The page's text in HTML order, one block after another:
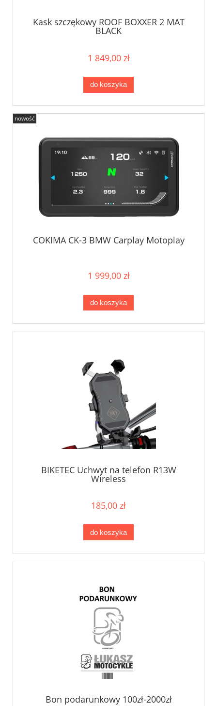
Kask szczękowy ROOF BOXXER 2 MAT
BLACK
1 849,00 zł
do koszyka
COKIMA CK-3 BMW Carplay Motoplay
1 999,00 zł
do koszyka
nowość
BIKETEC Uchwyt na telefon R13W
Wireless
185,00 zł
do koszyka
Bon podarunkowy 100zł-2000zł